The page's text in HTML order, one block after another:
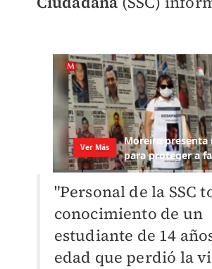
"Personal de la SSC
conocimiento de un
estudiante de 14
edad que perdió la